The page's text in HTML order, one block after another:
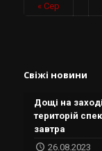
« Сер
Свіжі новини
Дощі на
територій
завтра
26.08.2023